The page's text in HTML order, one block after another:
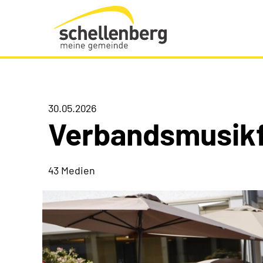
Gemeinde Schellenberg Startseite
30.05.2026
43 Medien